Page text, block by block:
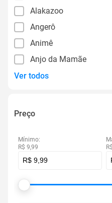
Alakazoo
Angerô
Animê
Anjo da Mamãe
Ver todos
Preço
Mínimo:
R$ 9,99